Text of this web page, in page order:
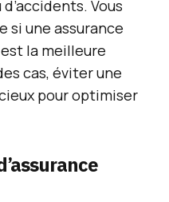
Vous
si une assurance
la meilleure
cas, éviter une
pour optimiser